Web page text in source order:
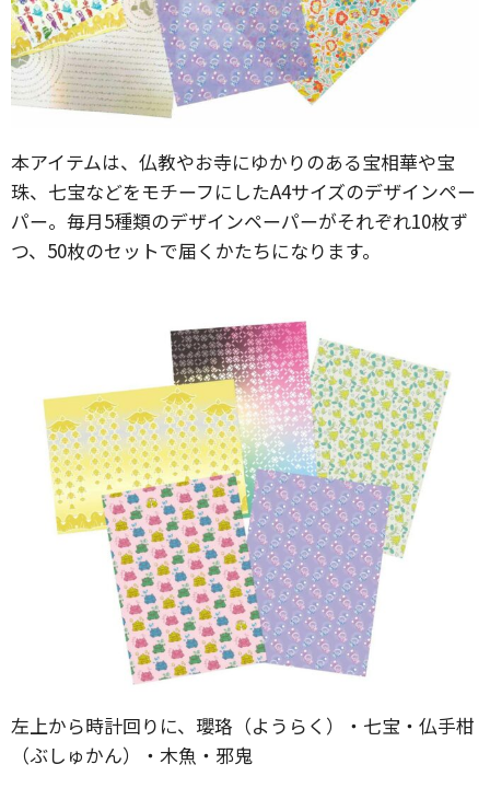
本アイテムは、仏教やお寺にゆかりのある宝相華や宝
珠、七宝などをモチーフにしたA4サイズのデザインペー
パー。毎月5種類のデザインペーパーがそれぞれ10枚ず
つ、50枚のセットで届くかたちになります。
左上から時計回りに、瓔珞（ようらく）・七宝・仏手柑
（ぶしゅかん）・木魚・邪鬼